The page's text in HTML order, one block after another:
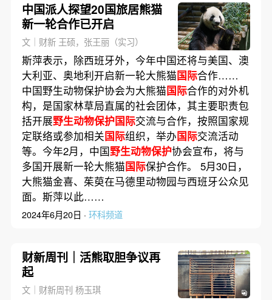
中国派人探望20国旅居熊猫
新一轮合作已开启
文｜财新 王硕，张王丽（实习）
斯萍表示，除西班牙外，今年中国还将与美国、澳
大利亚、奥地利开启新一轮大熊猫国际合作……
中国野生动物保护协会为大熊猫国际合作的对外机
构，是国家林草局直属的社会团体，其主要职责包
括开展野生动物保护国际交流与合作，按照国家规
定联络或参加相关国际组织，举办国际交流活动
等。今年2月，中国野生动物保护协会宣布，将与
多国开展新一轮大熊猫国际保护合作。 5月30日，
大熊猫金喜、茱萸在马德里动物园与西班牙公众见
面。斯萍以此……
2024年6月20日 · 环科频道
财新周刊｜活熊取胆争议再
起
文｜财新周刊 杨玉琪